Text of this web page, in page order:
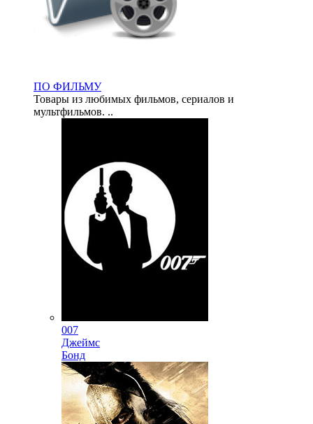
ПО ФИЛЬМУ
Товары из любимых фильмов, сериалов и
мультфильмов. ..
007
Джеймс
Бонд